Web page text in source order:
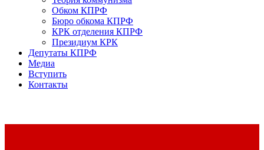
Обком КПРФ
Бюро обкома КПРФ
КРК отделения КПРФ
Президиум КРК
Депутаты КПРФ
Медиа
Вступить
Контакты